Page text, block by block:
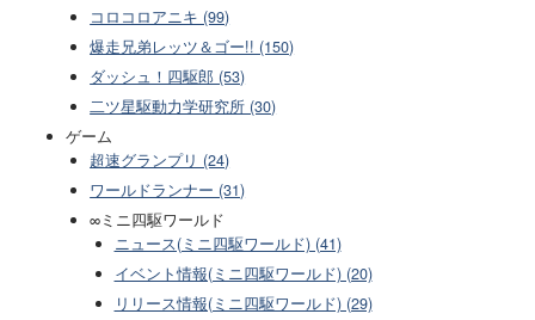
コロコロアニキ (99)
爆走兄弟レッツ＆ゴー!! (150)
ダッシュ！四駆郎 (53)
二ツ星駆動力学研究所 (30)
ゲーム
超速グランプリ (24)
ワールドランナー (31)
∞ミニ四駆ワールド
ニュース(ミニ四駆ワールド) (41)
イベント情報(ミニ四駆ワールド) (20)
リリース情報(ミニ四駆ワールド) (29)